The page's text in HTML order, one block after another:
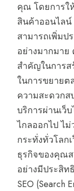
คุณ โดยการใ
สินค้าออนไลน์
สามารถเพิ่ม
อย่างมากมาย
สำคัญในการส
ในการขยายต
ความสะดวกส
บริการผ่านเว็
ไกลออกไป ไ
กระทั่งทั่วโลก
ธุรกิจของคุณส
อย่างมีประสิท
SEO (Search